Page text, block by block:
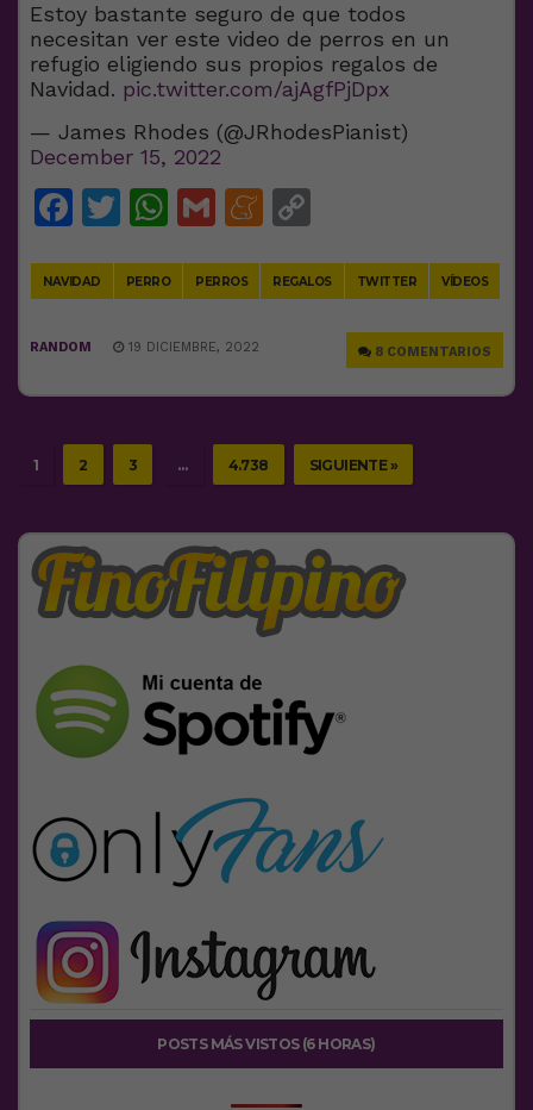
Estoy bastante seguro de que todos
necesitan ver este video de perros en un
refugio eligiendo sus propios regalos de
Navidad. pic.twitter.com/ajAgfPjDpx
— James Rhodes (@JRhodesPianist)
December 15, 2022
Facebook
Twitter
WhatsApp
GmailMeneame
NAVIDAD PERRO PERROS REGALOS TWITTER VÍDEOS
8 COMENTARIOS
RANDOM 19 DICIEMBRE, 2022
1 2 3 … 4.738 SIGUIENTE »
POSTS MÁS VISTOS (6 HORAS)